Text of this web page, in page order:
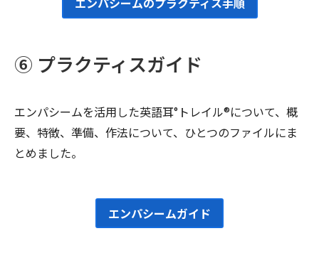
⑥ プラクティスガイド
エンパシームを活用した英語耳°トレイル®について、概
要、特徴、準備、作法について、ひとつのファイルにま
とめました。
エンパシームガイド